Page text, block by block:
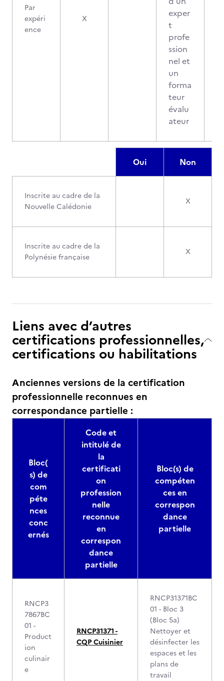
Par
expéri
ence
X
exper
t
profe
ssion
nel et
un
forma
teur
évalu
ateur
Oui Non
Inscrite au cadre de la
Nouvelle Calédonie
X
Inscrite au cadre de la
Polynésie française
X
Liens avec d’autres
certifications professionnelles,
certifications ou habilitations
Anciennes versions de la certification
professionnelle reconnues en
correspondance partielle :
Bloc(
s) de
com
péte
nces
conc
ernés
Code et
intitulé de
la
certificati
on
profession
nelle
reconnue
en
correspon
dance
partielle
Bloc(s) de
compéten
ces en
correspon
dance
partielle
RNCP3
7867BC
01 -
Product
ion
culinair
e
RNCP31371 -
CQP Cuisinier
RNCP31371BC
01 - Bloc 3
(Bloc 5a)
Nettoyer et
désinfecter les
espaces et les
plans de
travail